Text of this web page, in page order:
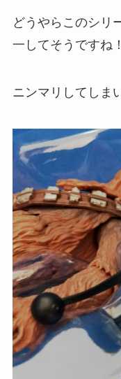
どうやらこのシリ
一してそうですね！
ニンマリしてしま